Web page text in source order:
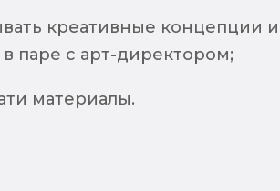
креативные концепции и
паре с арт-директором;
материалы.